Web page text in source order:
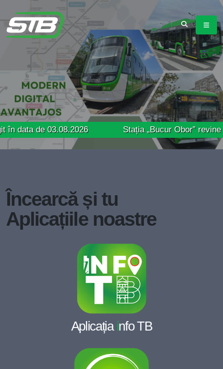
03.08.2026 Stația „Bucur Obor” revine pe
Încearcă și tu
Aplicațiile noastre
Aplicația info TB